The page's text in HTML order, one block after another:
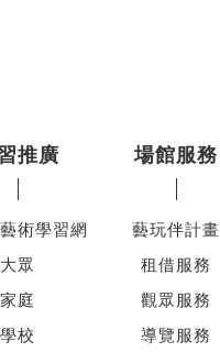
推廣
術學習網
大眾
家庭
學校
場館服務
藝玩伴計畫
租借服務
觀眾服務
導覽服務